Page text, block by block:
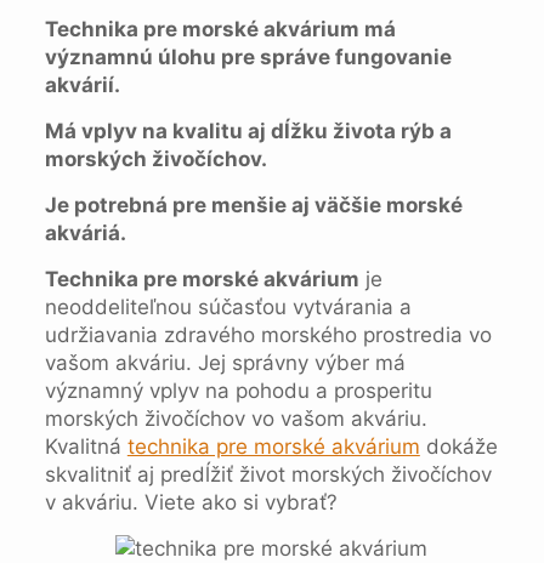
Technika pre morské akvárium má
významnú úlohu pre správe fungovanie
akvárií.
Má vplyv na kvalitu aj dĺžku života rýb a
morských živočíchov.
Je potrebná pre menšie aj väčšie morské
akváriá.
Technika pre morské akvárium je
neoddeliteľnou súčasťou vytvárania a
udržiavania zdravého morského prostredia vo
vašom akváriu. Jej správny výber má
významný vplyv na pohodu a prosperitu
morských živočíchov vo vašom akváriu.
Kvalitná technika pre morské akvárium dokáže
skvalitniť aj predĺžiť život morských živočíchov
v akváriu. Viete ako si vybrať?